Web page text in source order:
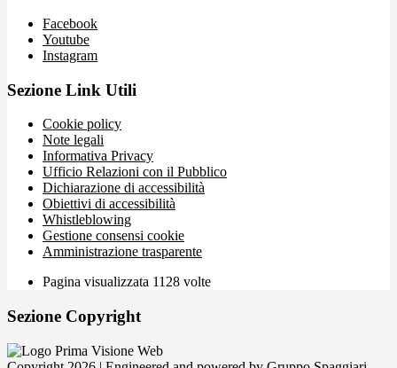
Facebook
Youtube
Instagram
Sezione Link Utili
Cookie policy
Note legali
Informativa Privacy
Ufficio Relazioni con il Pubblico
Dichiarazione di accessibilità
Obiettivi di accessibilità
Whistleblowing
Gestione consensi cookie
Amministrazione trasparente
Pagina visualizzata 1128 volte
Sezione Copyright